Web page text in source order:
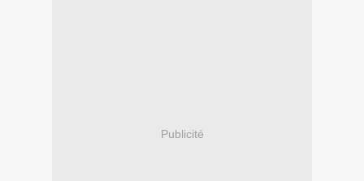
Publicité